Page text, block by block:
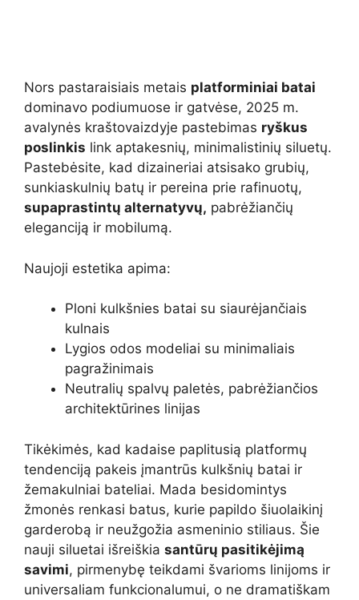
Nors pastaraisiais metais platforminiai batai
dominavo podiumuose ir gatvėse, 2025 m.
avalynės kraštovaizdyje pastebimas ryškus
poslinkis link aptakesnių, minimalistinių siluetų.
Pastebėsite, kad dizaineriai atsisako grubių,
sunkiaskulnių batų ir pereina prie rafinuotų,
supaprastintų alternatyvų, pabrėžiančių
eleganciją ir mobilumą.
Naujoji estetika apima:
Ploni kulkšnies batai su siaurėjančiais
kulnais
Lygios odos modeliai su minimaliais
pagražinimais
Neutralių spalvų paletės, pabrėžiančios
architektūrines linijas
Tikėkimės, kad kadaise paplitusią platformų
tendenciją pakeis įmantrūs kulkšnių batai ir
žemakulniai bateliai. Mada besidomintys
žmonės renkasi batus, kurie papildo šiuolaikinį
garderobą ir neužgožia asmeninio stiliaus. Šie
nauji siluetai išreiškia santūrų pasitikėjimą
savimi, pirmenybę teikdami švarioms linijoms ir
universaliam funkcionalumui, o ne dramatiškam